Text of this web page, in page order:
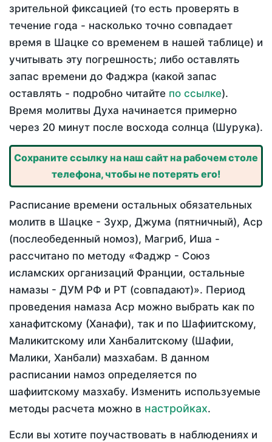
зрительной фиксацией (то есть проверять в
течение года - насколько точно совпадает
время в Шацке со временем в нашей таблице) и
учитывать эту погрешность; либо оставлять
запас времени до Фаджра (какой запас
оставлять - подробно читайте по ссылке).
Время молитвы Духа начинается примерно
через 20 минут после восхода солнца (Шурука).
Сохраните ссылку на наш сайт на рабочем столе
телефона, чтобы не потерять его!
Расписание времени остальных обязательных
молитв в Шацке - Зухр, Джума (пятничный), Аср
(послеобеденный номоз), Магриб, Иша -
рассчитано по методу «Фаджр - Союз
исламских организаций Франции, остальные
намазы - ДУМ РФ и РТ (совпадают)». Период
проведения намаза Аср можно выбрать как по
ханафитскому (Ханафи), так и по Шафиитскому,
Маликитскому или Ханбалитскому (Шафии,
Малики, Ханбали) мазхабам. В данном
расписании намоз определяется по
шафиитскому мазхабу. Изменить используемые
методы расчета можно в настройках.
Если вы хотите поучаствовать в наблюдениях и